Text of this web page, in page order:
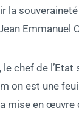
la
Emmanuel
chef de
on est une
mise en œuvre